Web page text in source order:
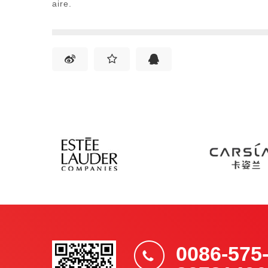
aire.
0086-575-